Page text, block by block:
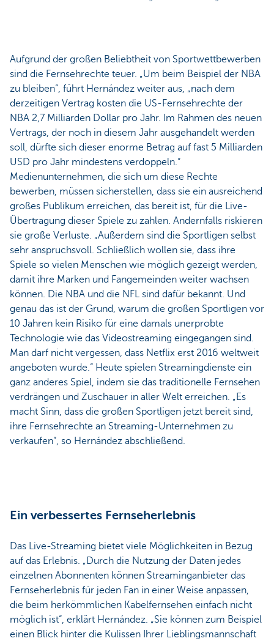
Aufgrund der großen Beliebtheit von Sportwettbewerben
sind die Fernsehrechte teuer. „Um beim Beispiel der NBA
zu bleiben“, führt Hernández weiter aus, „nach dem
derzeitigen Vertrag kosten die US-Fernsehrechte der
NBA 2,7 Milliarden Dollar pro Jahr. Im Rahmen des neuen
Vertrags, der noch in diesem Jahr ausgehandelt werden
soll, dürfte sich dieser enorme Betrag auf fast 5 Milliarden
USD pro Jahr mindestens verdoppeln.“
Medienunternehmen, die sich um diese Rechte
bewerben, müssen sicherstellen, dass sie ein ausreichend
großes Publikum erreichen, das bereit ist, für die Live-
Übertragung dieser Spiele zu zahlen. Andernfalls riskieren
sie große Verluste. „Außerdem sind die Sportligen selbst
sehr anspruchsvoll. Schließlich wollen sie, dass ihre
Spiele so vielen Menschen wie möglich gezeigt werden,
damit ihre Marken und Fangemeinden weiter wachsen
können. Die NBA und die NFL sind dafür bekannt. Und
genau das ist der Grund, warum die großen Sportligen vor
10 Jahren kein Risiko für eine damals unerprobte
Technologie wie das Videostreaming eingegangen sind.
Man darf nicht vergessen, dass Netflix erst 2016 weltweit
angeboten wurde.“ Heute spielen Streamingdienste ein
ganz anderes Spiel, indem sie das traditionelle Fernsehen
verdrängen und Zuschauer in aller Welt erreichen. „Es
macht Sinn, dass die großen Sportligen jetzt bereit sind,
ihre Fernsehrechte an Streaming-Unternehmen zu
verkaufen“, so Hernández abschließend.
Ein verbessertes Fernseherlebnis
Das Live-Streaming bietet viele Möglichkeiten in Bezug
auf das Erlebnis. „Durch die Nutzung der Daten jedes
einzelnen Abonnenten können Streaminganbieter das
Fernseherlebnis für jeden Fan in einer Weise anpassen,
die beim herkömmlichen Kabelfernsehen einfach nicht
möglich ist“, erklärt Hernández. „Sie können zum Beispiel
einen Blick hinter die Kulissen Ihrer Lieblingsmannschaft